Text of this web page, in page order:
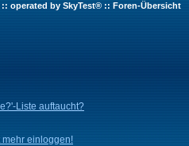
operated by SkyTest® :: Foren-Übersicht
Liste auftaucht?
mehr einloggen!